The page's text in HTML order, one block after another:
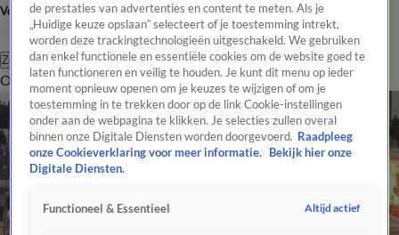
Volg Hart van Nederland
Zoeken
OverzichtRegioUitzendingenWeerTip de redactiePanelVideo's
de prestaties van advertenties en content te meten. Als je
„Huidige keuze opslaan” selecteert of je toestemming intrekt,
worden deze trackingtechnologieën uitgeschakeld. We gebruiken
dan enkel functionele en essentiële cookies om de website goed te
laten functioneren en veilig te houden. Je kunt dit menu op ieder
moment opnieuw openen om je keuzes te wijzigen of om je
toestemming in te trekken door op de link Cookie-instellingen
onder aan de webpagina te klikken. Je selecties zullen overal
binnen onze Digitale Diensten worden doorgevoerd. Raadpleeg
onze Cookieverklaring voor meer informatie.
Bekijk hier onze
Digitale Diensten.
Functioneel & Essentieel Altijd actief